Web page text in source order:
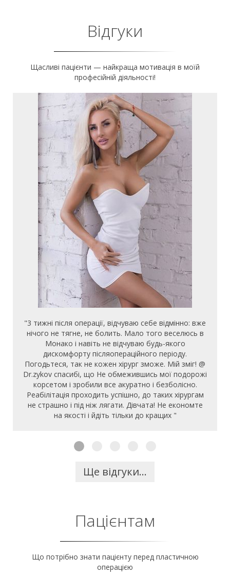
Відгуки
Щасливі пацієнти — найкраща мотивація в моїй
професійній діяльності!
"3 тижні після операції, відчуваю себе відмінно: вже
нічого не тягне, не болить. Мало того веселюсь в
Монако і навіть не відчуваю будь-якого
дискомфорту післяопераційного періоду.
Погодьтеся, так не кожен хірург зможе. Мій зміг! @
Dr.zykov спасибі, що Не обмежившись мої подорожі
корсетом і зробили все акуратно і безболісно.
Реабілітація проходить успішно, до таких хірургам
не страшно і під ніж лягати. Дівчата! Не економте
на якості і йдіть тільки до кращих "
Ще відгуки...
Пацієнтам
Що потрібно знати пацієнту перед пластичною
операцією